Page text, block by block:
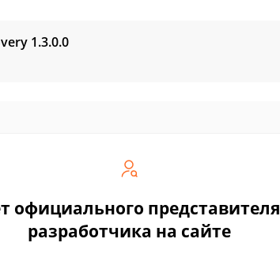
1.3.0.0
официального представителя
разработчика на сайте